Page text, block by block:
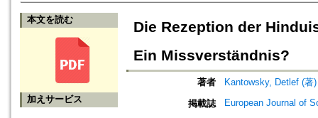
本文を読む
加えサービス
Die Rezeption der
Ein Missverständnis?
著者 Kantowsky, Detlef (著)
掲載誌
European Journal of